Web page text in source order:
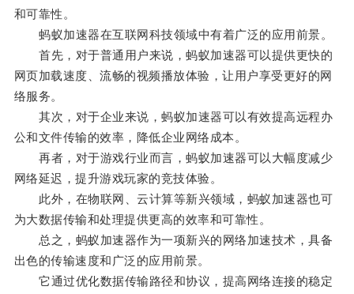
和可靠性。
蚂蚁加速器在互联网科技领域中有着广泛的应用前景。
首先，对于普通用户来说，蚂蚁加速器可以提供更快的
网页加载速度、流畅的视频播放体验，让用户享受更好的网
络服务。
其次，对于企业来说，蚂蚁加速器可以有效提高远程办
公和文件传输的效率，降低企业网络成本。
再者，对于游戏行业而言，蚂蚁加速器可以大幅度减少
网络延迟，提升游戏玩家的竞技体验。
此外，在物联网、云计算等新兴领域，蚂蚁加速器也可
为大数据传输和处理提供更高的效率和可靠性。
总之，蚂蚁加速器作为一项新兴的网络加速技术，具备
出色的传输速度和广泛的应用前景。
它通过优化数据传输路径和协议，提高网络连接的稳定